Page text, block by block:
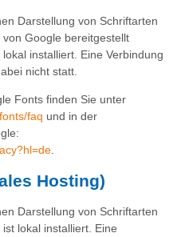
Darstellung von Schriftarten
Google bereitgestellt
installiert. Eine Verbindung
nicht statt.
Fonts finden Sie unter
faq und in der
.
Hosting)
Darstellung von Schriftarten
lokal installiert. Eine